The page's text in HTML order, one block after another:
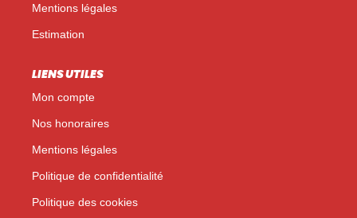
Mentions légales
Estimation
LIENS UTILES
Mon compte
Nos honoraires
Mentions légales
Politique de confidentialité
Politique des cookies